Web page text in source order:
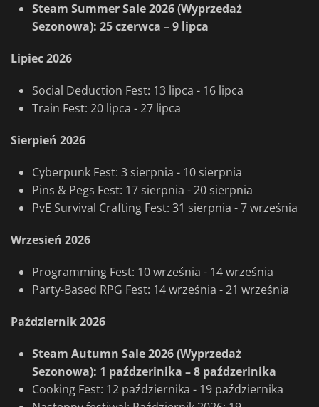
Steam Summer Sale 2026 (Wyprzedaż
Sezonowa): 25 czerwca – 9 lipca
Lipiec 2026
Social Deduction Fest: 13 lipca - 16 lipca
Train Fest: 20 lipca - 27 lipca
Sierpień 2026
Cyberpunk Fest: 3 sierpnia - 10 sierpnia
Pins & Pegs Fest: 17 sierpnia - 20 sierpnia
PvE Survival Crafting Fest: 31 sierpnia - 7 września
Wrzesień 2026
Programming Fest: 10 września - 14 września
Party-Based RPG Fest: 14 września - 21 września
Październik 2026
Steam Autumn Sale 2026 (Wyprzedaż
Sezonowa): 1 paźdzerinika – 8 paźdzerinika
Cooking Fest: 12 października - 19 października